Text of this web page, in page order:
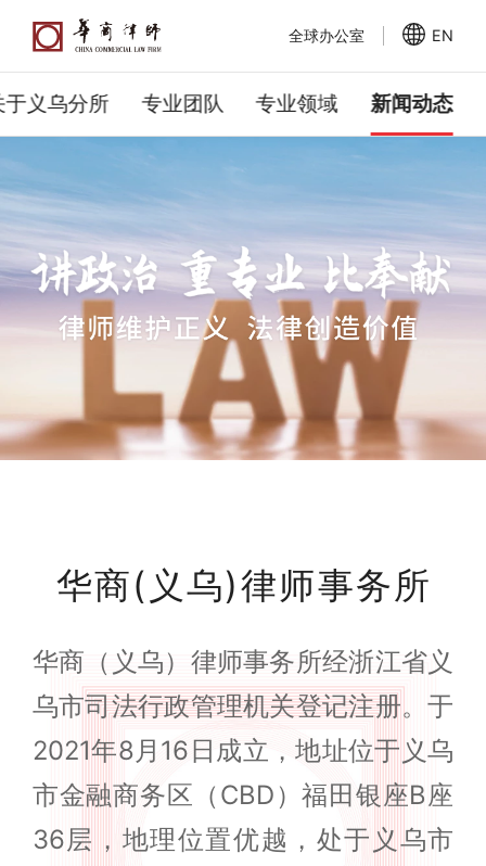
全球办公室 EN
于义乌分所 专业团队 专业领域 新闻动态
华商(义乌)律师事务所
华商（义乌）律师事务所经浙江省义
乌市司法行政管理机关登记注册。于
2021年8月16日成立，地址位于义乌
市金融商务区（CBD）福田银座B座
36层，地理位置优越，处于义乌市